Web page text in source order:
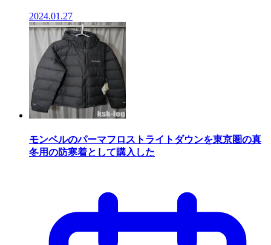
2024.01.27
モンベルのパーマフロストライトダウンを東京圏の真
冬用の防寒着として購入した